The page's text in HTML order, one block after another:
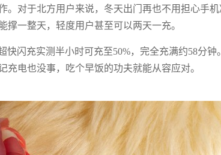
。对于北方用户来说，冬天出门再也不用担心手
撑一整天，轻度用户甚至可以两天一充。
快闪充实测半小时可充至50%，完全充满约58分
充电也没事，吃个早饭的功夫就能从容应对。